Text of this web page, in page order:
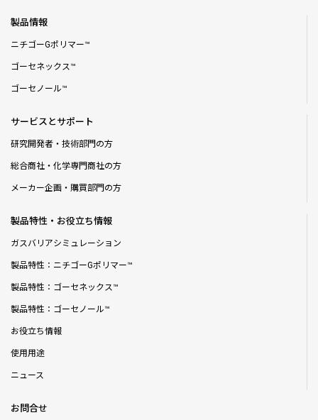
製品情報
ニチゴーGポリマー™
ゴーセネックス™
ゴーセノール™
サービスとサポート
研究開発者・技術部門の方
総合商社・化学専門商社の方
メーカー企画・購買部門の方
製品特性・お役立ち情報
ガスバリアシミュレーション
製品特性：ニチゴーGポリマー™
製品特性：ゴーセネックス™
製品特性：ゴーセノール™
お役立ち情報
使用用途
ニュース
お問合せ